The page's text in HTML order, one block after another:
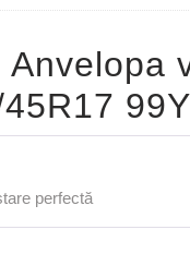
Anvelopa
99Y
perfectă